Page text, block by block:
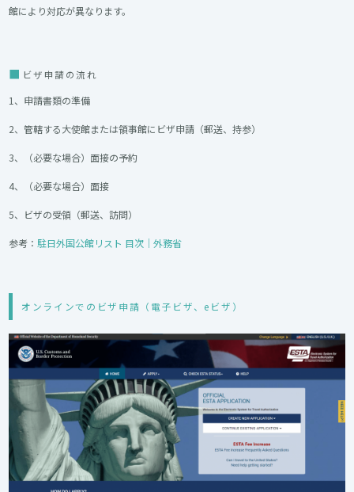
館により対応が異なります。
ビザ申請の流れ
1、申請書類の準備
2、管轄する大使館または領事館にビザ申請（郵送、持参）
3、（必要な場合）面接の予約
4、（必要な場合）面接
5、ビザの受領（郵送、訪問）
参考： 駐日外国公館リスト 目次｜外務省
オンラインでのビザ申請（電子ビザ、eビザ）